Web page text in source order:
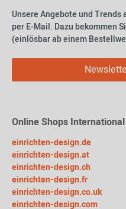
Unsere Angebote und Trends
per E-Mail. Dazu bekommen
(einlösbar ab einem
Online Shops International
einrichten-design.de
einrichten-design.at
einrichten-design.ch
einrichten-design.fr
einrichten-design.co.uk
einrichten-design.com